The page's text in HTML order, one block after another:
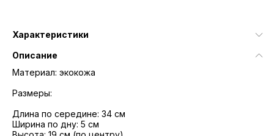
Характеристики
Описание
Материал: экокожа
Размеры:
Длина по середине: 34 см
Ширина по дну: 5 см